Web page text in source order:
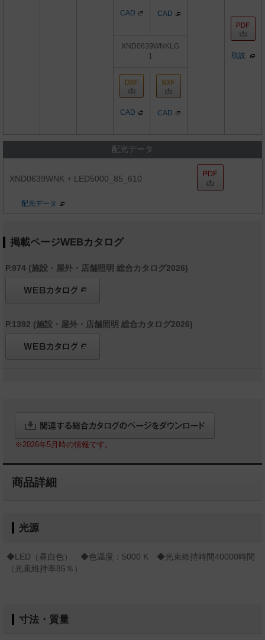
取説
CAD CAD
XND0639WNKLG
1
CAD CAD
配光データ
XND0639WNK + LED5000_85_610
配光データ
掲載ページWEBカタログ
P.974 (施設・屋外・店舗照明 総合カタログ2026)
P.1392 (施設・屋外・店舗照明 総合カタログ2026)
※2026年5月時の情報です。
商品詳細
光源
◆LED（昼白色） ◆色温度：5000 K ◆光束維持時間40000時間
（光束維持率85％）
寸法・質量